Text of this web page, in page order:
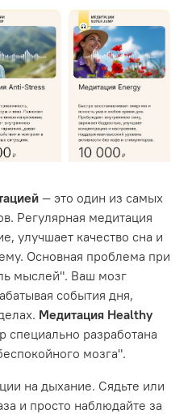
— это один из самых
Регулярная медитация
улучшает качество сна и
Основная проблема при
мыслей". Ваш мозг
события дня,
Медитация Healthy
специально разработана
мозга".
на дыхание. Сядьте или
и просто наблюдайте за